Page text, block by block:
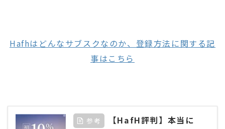
Hafhはどんなサブスクなのか、登録方法に関する記
事はこちら
参考
【HafH評判】本当に